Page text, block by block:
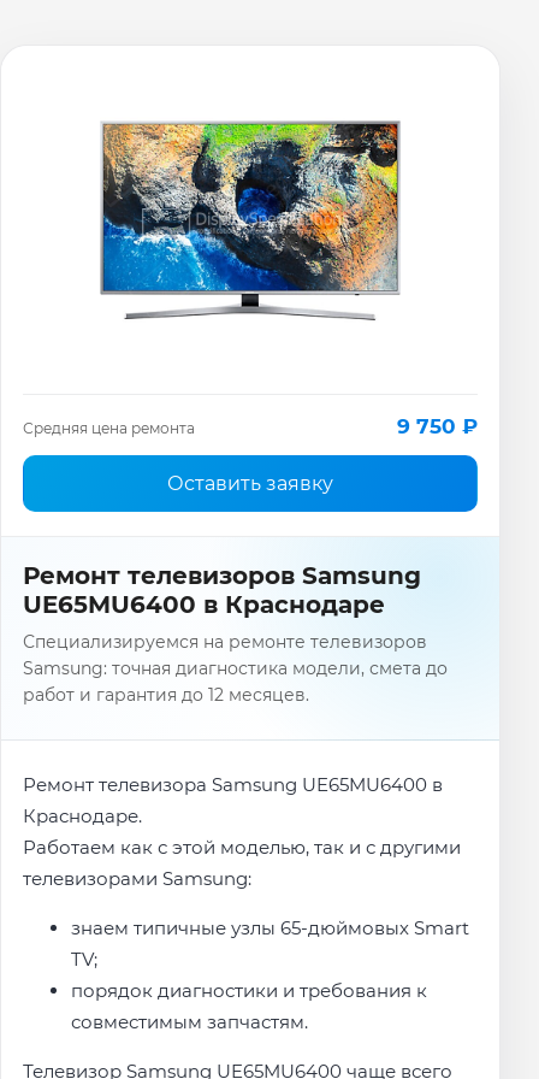
Средняя цена ремонта 9 750 ₽
Оставить заявку
Ремонт телевизоров Samsung
UE65MU6400 в Краснодаре
Специализируемся на ремонте телевизоров
Samsung: точная диагностика модели, смета до
работ и гарантия до 12 месяцев.
Ремонт телевизора Samsung UE65MU6400 в
Краснодаре.
Работаем как с этой моделью, так и с другими
телевизорами Samsung:
знаем типичные узлы 65-дюймовых Smart
TV;
порядок диагностики и требования к
совместимым запчастям.
Телевизор Samsung UE65MU6400 чаще всего